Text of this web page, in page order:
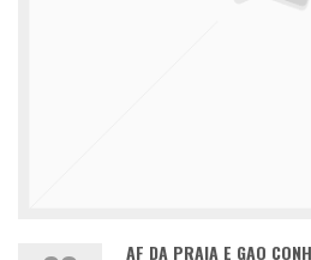
AF DA PRAIA E GAO